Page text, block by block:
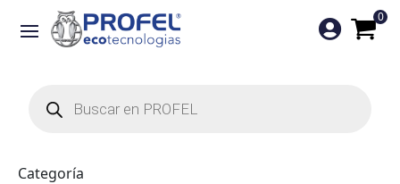
productos
0

Categoría